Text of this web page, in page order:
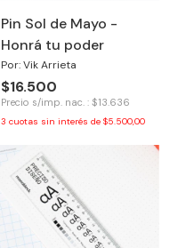
Pin Sol de Mayo -
Honrá tu poder
Por: Vik Arrieta
$16.500
Precio s/imp. nac. : $13.636
3 cuotas sin interés de $5.500,00